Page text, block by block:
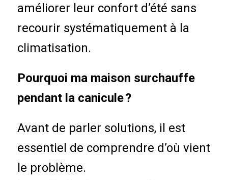
améliorer leur confort d’été sans
recourir systématiquement à la
climatisation.
Pourquoi ma maison surchauffe
pendant la canicule ?
Avant de parler solutions, il est
essentiel de comprendre d’où vient
le problème.